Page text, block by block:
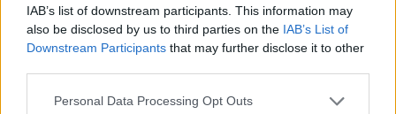
IAB’s list of downstream participants. This information may
also be disclosed by us to third parties on the IAB’s List of
Downstream Participants that may further disclose it to other
Personal Data Processing Opt Outs
RELATED ARTICLES MORE FROM AUTHOR